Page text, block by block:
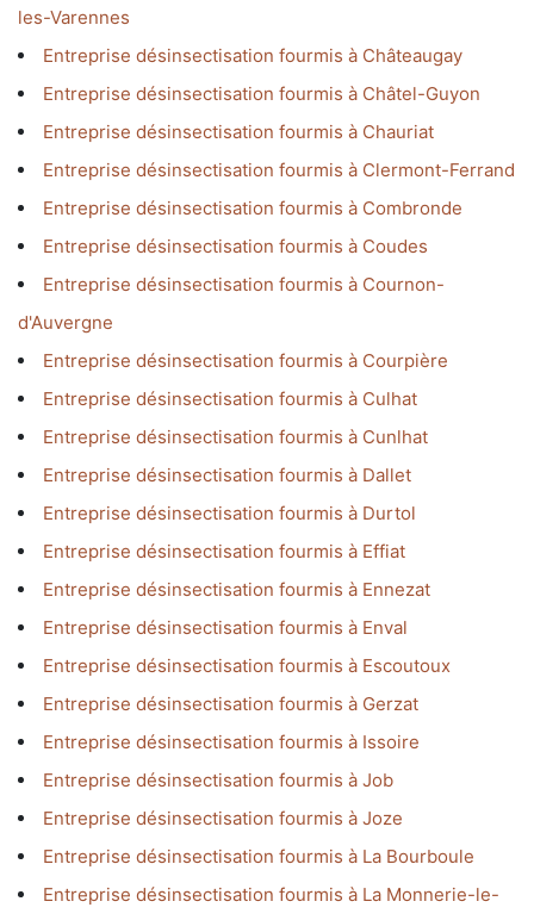
les-Varennes
Entreprise désinsectisation fourmis à Châteaugay
Entreprise désinsectisation fourmis à Châtel-Guyon
Entreprise désinsectisation fourmis à Chauriat
Entreprise désinsectisation fourmis à Clermont-Ferrand
Entreprise désinsectisation fourmis à Combronde
Entreprise désinsectisation fourmis à Coudes
Entreprise désinsectisation fourmis à Cournon-
d'Auvergne
Entreprise désinsectisation fourmis à Courpière
Entreprise désinsectisation fourmis à Culhat
Entreprise désinsectisation fourmis à Cunlhat
Entreprise désinsectisation fourmis à Dallet
Entreprise désinsectisation fourmis à Durtol
Entreprise désinsectisation fourmis à Effiat
Entreprise désinsectisation fourmis à Ennezat
Entreprise désinsectisation fourmis à Enval
Entreprise désinsectisation fourmis à Escoutoux
Entreprise désinsectisation fourmis à Gerzat
Entreprise désinsectisation fourmis à Issoire
Entreprise désinsectisation fourmis à Job
Entreprise désinsectisation fourmis à Joze
Entreprise désinsectisation fourmis à La Bourboule
Entreprise désinsectisation fourmis à La Monnerie-le-